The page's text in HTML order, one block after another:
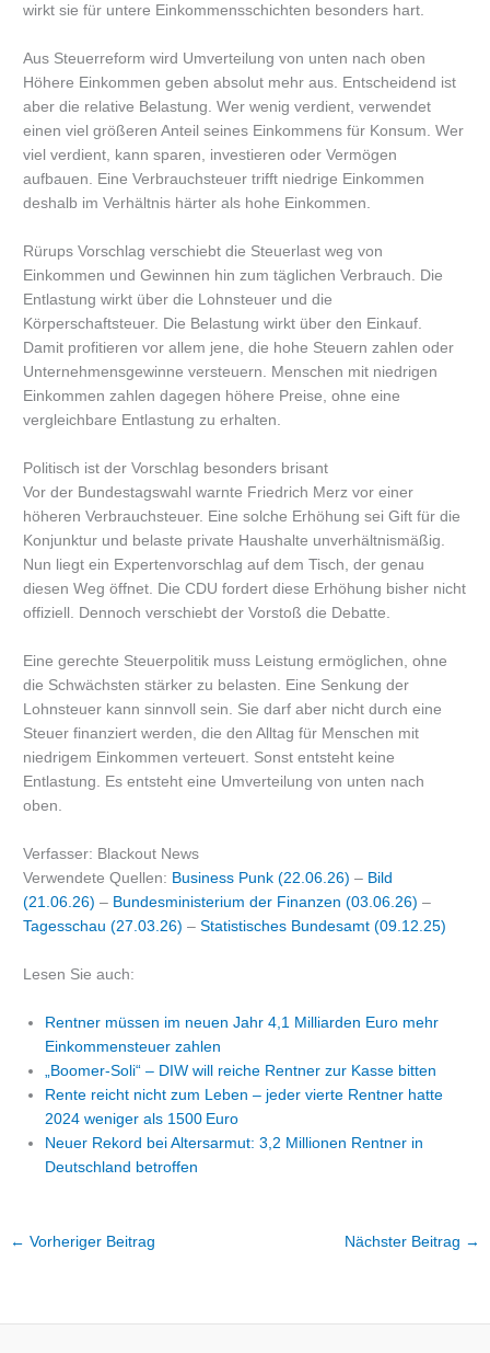
wirkt sie für untere Einkommensschichten besonders hart.
Aus Steuerreform wird Umverteilung von unten nach oben
Höhere Einkommen geben absolut mehr aus. Entscheidend ist
aber die relative Belastung. Wer wenig verdient, verwendet
einen viel größeren Anteil seines Einkommens für Konsum. Wer
viel verdient, kann sparen, investieren oder Vermögen
aufbauen. Eine Verbrauchsteuer trifft niedrige Einkommen
deshalb im Verhältnis härter als hohe Einkommen.
Rürups Vorschlag verschiebt die Steuerlast weg von
Einkommen und Gewinnen hin zum täglichen Verbrauch. Die
Entlastung wirkt über die Lohnsteuer und die
Körperschaftsteuer. Die Belastung wirkt über den Einkauf.
Damit profitieren vor allem jene, die hohe Steuern zahlen oder
Unternehmensgewinne versteuern. Menschen mit niedrigen
Einkommen zahlen dagegen höhere Preise, ohne eine
vergleichbare Entlastung zu erhalten.
Politisch ist der Vorschlag besonders brisant
Vor der Bundestagswahl warnte Friedrich Merz vor einer
höheren Verbrauchsteuer. Eine solche Erhöhung sei Gift für die
Konjunktur und belaste private Haushalte unverhältnismäßig.
Nun liegt ein Expertenvorschlag auf dem Tisch, der genau
diesen Weg öffnet. Die CDU fordert diese Erhöhung bisher nicht
offiziell. Dennoch verschiebt der Vorstoß die Debatte.
Eine gerechte Steuerpolitik muss Leistung ermöglichen, ohne
die Schwächsten stärker zu belasten. Eine Senkung der
Lohnsteuer kann sinnvoll sein. Sie darf aber nicht durch eine
Steuer finanziert werden, die den Alltag für Menschen mit
niedrigem Einkommen verteuert. Sonst entsteht keine
Entlastung. Es entsteht eine Umverteilung von unten nach
oben.
Verfasser: Blackout News
Verwendete Quellen: Business Punk (22.06.26) – Bild
(21.06.26) – Bundesministerium der Finanzen (03.06.26) –
Tagesschau (27.03.26) –Statistisches Bundesamt (09.12.25)
Lesen Sie auch:
Rentner müssen im neuen Jahr 4,1 Milliarden Euro mehr
Einkommensteuer zahlen
„Boomer-Soli“ – DIW will reiche Rentner zur Kasse bitten
Rente reicht nicht zum Leben – jeder vierte Rentner hatte
2024 weniger als 1500 Euro
Neuer Rekord bei Altersarmut: 3,2 Millionen Rentner in
Deutschland betroffen
← Vorheriger Beitrag Nächster Beitrag →